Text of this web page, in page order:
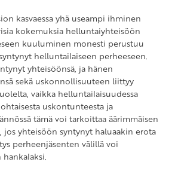
kasvaessa yhä useampi ihminen
kokemuksia helluntaiyhteisöön
kuuluminen monesti perustuu
helluntailaiseen perheeseen.
yhteisöönsä, ja hänen
sekä uskonnollisuuteen liittyy
vaikka helluntailaisuudessa
uskontunteesta ja
tämä voi tarkoittaa äärimmäisen
jos yhteisöön syntynyt haluaakin erota
perheenjäsenten välillä voi